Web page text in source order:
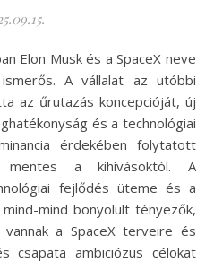
A vállalat az utóbbi
az űrutazás koncepcióját, új
és a technológiai
érdekében folytatott
mentes a kihívásoktól. A
fejlődés üteme és a
mind bonyolult tényezők,
a SpaceX terveire és
csapata ambiciózus célokat